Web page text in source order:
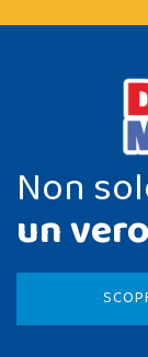
Non
un